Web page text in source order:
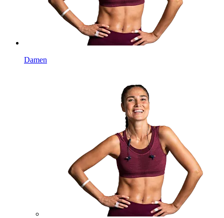
Damen